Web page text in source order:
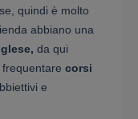
quindi è molto
abbiano una
da qui
corsi
e